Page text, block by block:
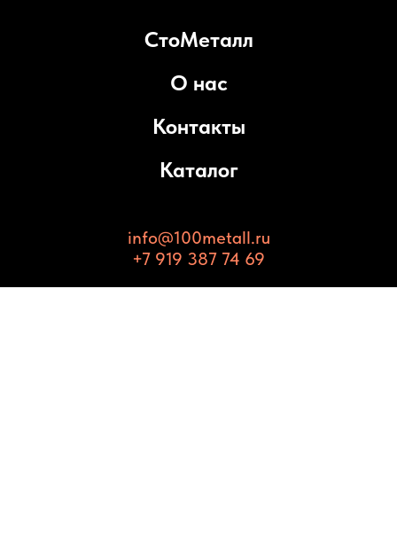
СтоМеталл
О нас
Контакты
Каталог
info@100metall.ru
+7 919 387 74 69